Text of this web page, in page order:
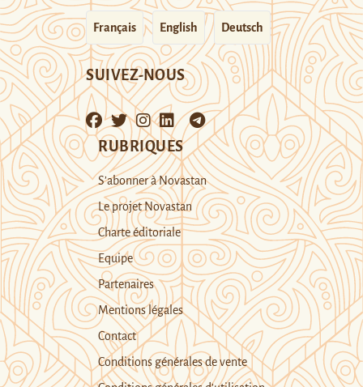
Français English Deutsch
SUIVEZ-NOUS
RUBRIQUES
S’abonner à Novastan
Le projet Novastan
Charte éditoriale
Equipe
Partenaires
Mentions légales
Contact
Conditions générales de vente